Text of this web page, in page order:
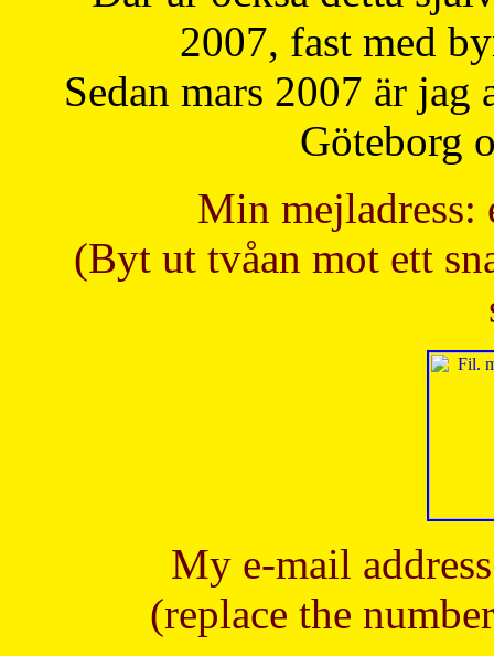
2007, fast med
Sedan mars 2007 är
Göteborg
Min mejladress:
(Byt ut tvåan mot ett
My e-mail
(replace the